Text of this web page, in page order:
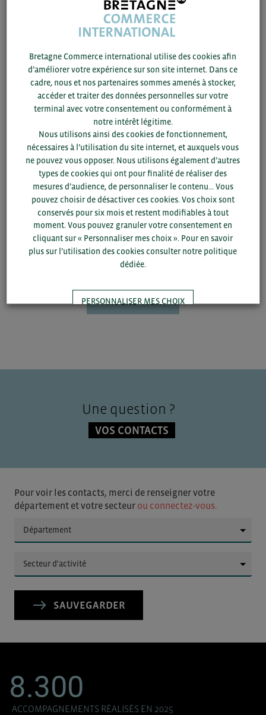
d’hydrogène vert, la conversion en
ammoniaque vert
Identification des utilisateurs finaux
terrestre, conversion de la flotte de pêche
Intervenants
Lionel Rabin, Président Fondateur d’Haltiqa, ancien
Directeur Général Air Products Moyen-Orient
Joël Batard, Directeur du développement France
Haltiqa, Maire de Pordic
Adresse : CCI Ille-et-Vilaine – 2 avenue de la Préfecture à
Rennes
INSCRIPTION
Une question ?
VOS CONTACTS
Pour voir les contacts, merci de renseigner votre
département et votre secteur ou connectez-vous.
SAUVEGARDER
8.300
ACCOMPAGNEMENTS RÉALISÉS EN 2025
Bretagne Commerce international utilise des cookies afin
d’améliorer votre expérience sur son site internet. Dans ce
cadre, nous et nos partenaires sommes amenés à stocker,
accéder et traiter des données personnelles sur votre
terminal avec votre consentement ou conformément à
notre intérêt légitime.
Nous utilisons ainsi des cookies de fonctionnement,
nécessaires à l’utilisation du site internet, et auxquels vous
ne pouvez vous opposer. Nous utilisons également d’autres
types de cookies qui ont pour finalité de réaliser des
mesures d’audience, de personnaliser le contenu... Vous
pouvez choisir de désactiver ces cookies. Vos choix sont
conservés pour six mois et restent modifiables à tout
moment. Vous pouvez granuler votre consentement en
cliquant sur « Personnaliser mes choix ». Pour en savoir
plus sur l’utilisation des cookies consulter notre politique
dédiée.
PERSONNALISER MES CHOIX